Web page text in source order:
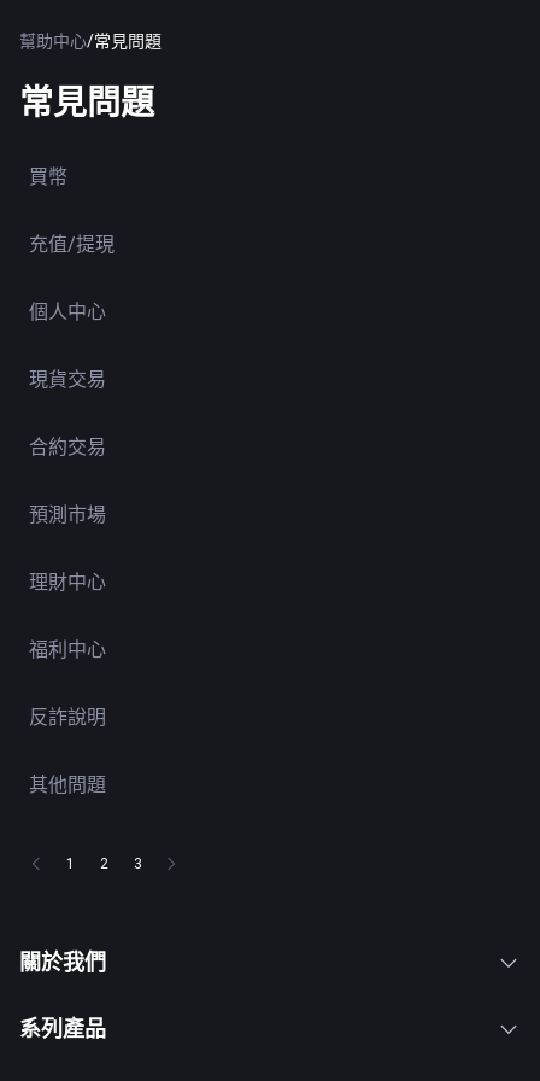
幫助中心/常見問題
常見問題
買幣
充值/提現
個人中心
現貨交易
合約交易
預測市場
理財中心
福利中心
反詐說明
其他問題
1 2 3
關於我們
系列產品